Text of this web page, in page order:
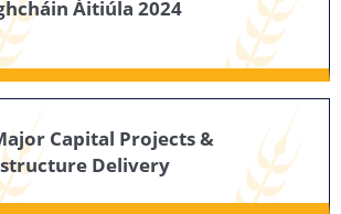
Áitiúla 2024
Capital Projects &
Delivery